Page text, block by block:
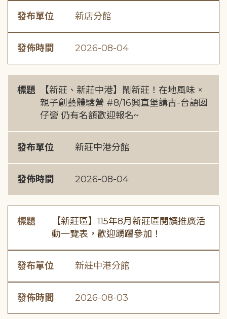
發布單位 新店分館
發佈時間 2026-08-04
標題
【新莊、新莊中港】鬧新莊！在地風味 ×
親子創藝體驗營 #8/16興直堡講古-台語囡
仔營 仍有名額歡迎報名~
發布單位 新莊中港分館
發佈時間 2026-08-04
標題
【新莊區】115年8月新莊區閱讀推廣活
動一覽表，歡迎踴躍參加！
發布單位 新莊中港分館
發佈時間 2026-08-03